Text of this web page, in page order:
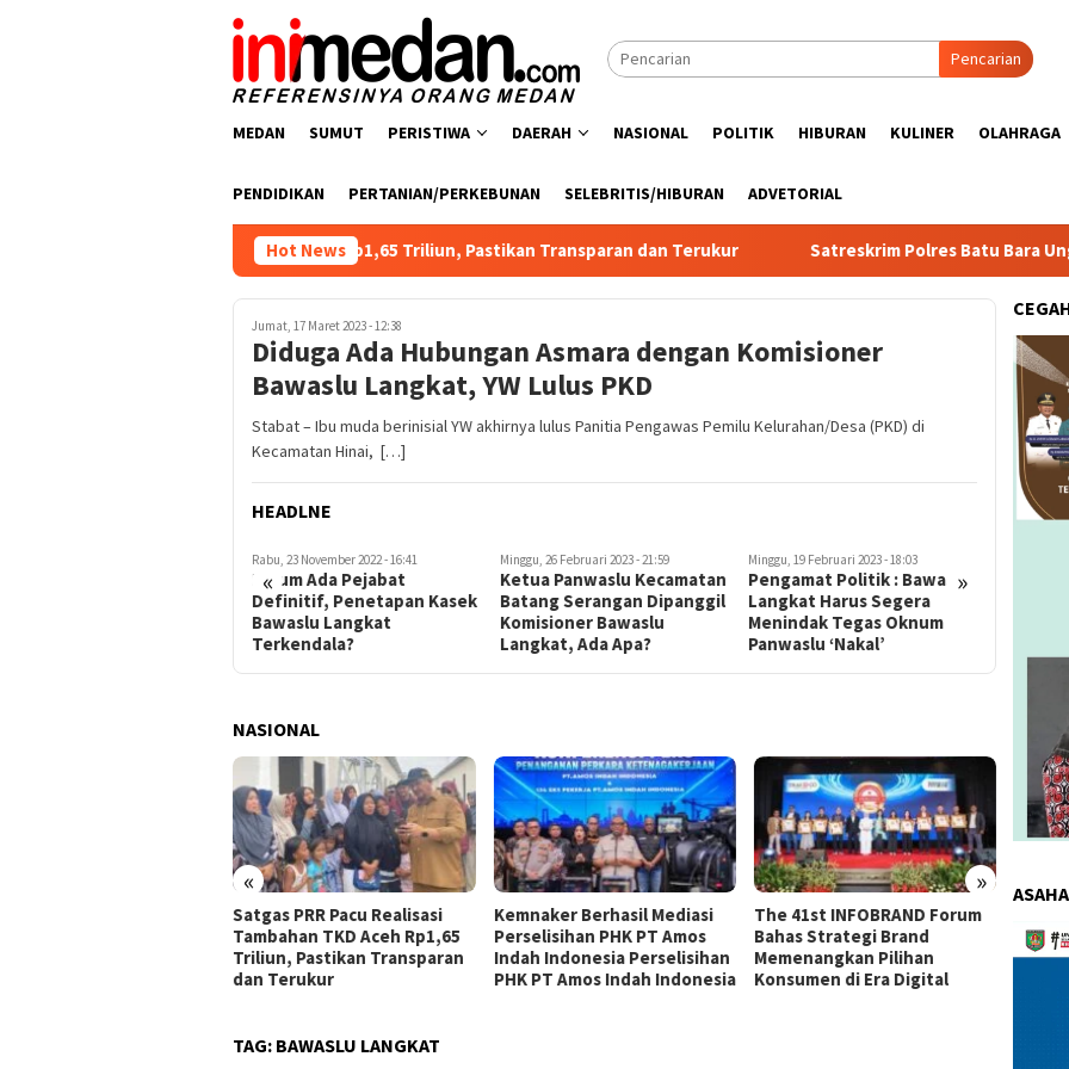
Pencarian
MEDAN SUMUT PERISTIWA DAERAH NASIONAL POLITIK HIBURAN KULINER OLAHRAGA
PENDIDIKAN PERTANIAN/PERKEBUNAN SELEBRITIS/HIBURAN ADVETORIAL
Hot News
Realisasi Tambahan TKD Aceh Rp1,65 Triliun, Pastikan Transparan dan Terukur Satreskrim Polres Batu Bara Ungkap
Jumat, 17 Maret 2023 - 12:38
Diduga Ada Hubungan Asmara dengan Komisioner
Bawaslu Langkat, YW Lulus PKD
Stabat – Ibu muda berinisial YW akhirnya lulus Panitia Pengawas Pemilu Kelurahan/Desa (PKD) di
Kecamatan Hinai, […]
HEADLNE
« »
Rabu, 23 November 2022 - 16:41
Belum Ada Pejabat
Definitif, Penetapan Kasek
Bawaslu Langkat
Terkendala?
Minggu, 26 Februari 2023 - 21:59
Ketua Panwaslu Kecamatan
Batang Serangan Dipanggil
Komisioner Bawaslu
Langkat, Ada Apa?
Minggu, 19 Februari 2023 - 18:03
Pengamat Politik : Bawaslu
Langkat Harus Segera
Menindak Tegas Oknum
Panwaslu ‘Nakal’
Jumat, 13
Surat
Tak
NASIONAL
« »
Satgas PRR Pacu Realisasi
Tambahan TKD Aceh Rp1,65
Triliun, Pastikan Transparan
dan Terukur
Kemnaker Berhasil Mediasi
Perselisihan PHK PT Amos
Indah Indonesia Perselisihan
PHK PT Amos Indah Indonesia
The 41st INFOBRAND Forum
Bahas Strategi Brand
Memenangkan Pilihan
Konsumen di Era Digital
TAG: BAWASLU LANGKAT
Video